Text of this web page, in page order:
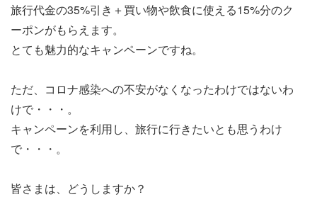
旅行代金の35%引き＋買い物や飲食に使える15%分のク
ーポンがもらえます。
とても魅力的なキャンペーンですね。
ただ、コロナ感染への不安がなくなったわけではないわ
けで・・・。
キャンペーンを利用し、旅行に行きたいとも思うわけ
で・・・。
皆さまは、どうしますか？